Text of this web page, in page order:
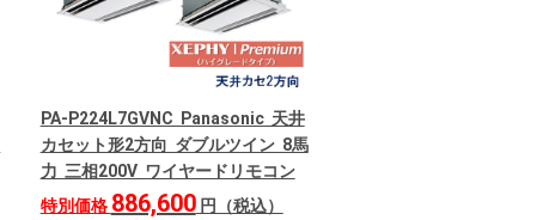
PA-P224L7GVNC Panasonic 天井
カセット形2方向 ダブルツイン 8馬
力 三相200V ワイヤードリモコン
特別価格 886,600円（税込）